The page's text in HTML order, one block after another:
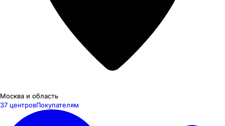
Москва и область
37 центровПокупателям